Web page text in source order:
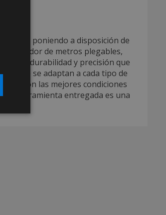
, poniendo a disposición de
proveedor de metros plegables,
de durabilidad y precisión que
que se adaptan a cada tipo de
con las mejores condiciones
herramienta entregada es una